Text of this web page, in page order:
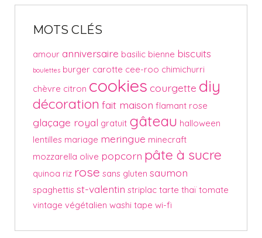
MOTS CLÉS
amour anniversaire basilic bienne biscuits
boulettes burger carotte cee-roo chimichurri
chèvre citron cookies courgette diy
décoration fait maison flamant rose
glaçage royal gratuit gâteau halloween
lentilles mariage meringue minecraft
mozzarella olive popcorn pâte à sucre
quinoa riz rose sans gluten saumon
spaghettis st-valentin striplac tarte thaï tomate
vintage végétalien washi tape wi-fi